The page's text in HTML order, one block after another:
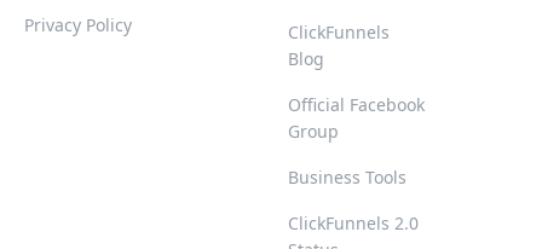
Privacy Policy
ClickFunnels
Blog
Official Facebook
Group
Business Tools
ClickFunnels 2.0